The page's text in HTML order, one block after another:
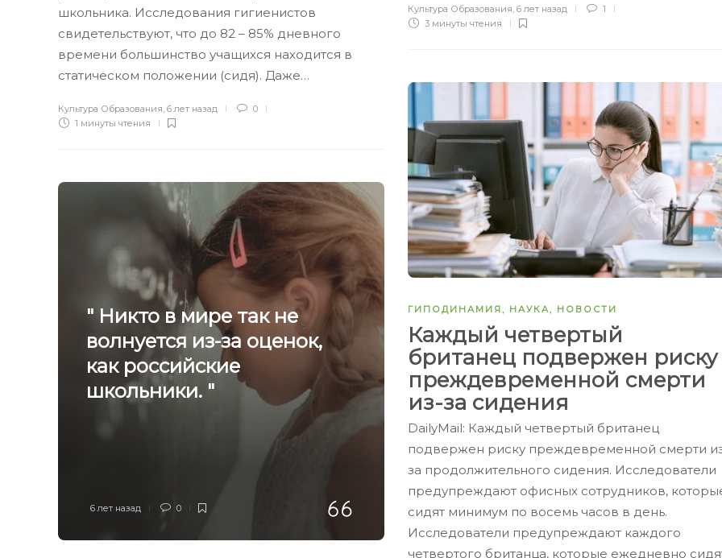
Культура Образования 6 лет назад
1
3 минуты чтения
школьника. Исследования гигиенистов
свидетельствуют, что до 82 – 85% дневного
времени большинство учащихся находится в
статическом положении (сидя). Даже…
Культура Образования 6 лет назад
0
1 минуты чтения
ГИПОДИНАМИЯ , НАУКА , НОВОСТИ
Каждый четвертый
британец подвержен риску
преждевременной смерти
из-за сидения
DailyMail: Каждый четвертый британец
подвержен риску преждевременной смерти
за продолжительного сидения. Исследователи
предупреждают офисных сотрудников,
сидят минимум по восемь часов в день.
Исследователи предупреждают каждого
четвертого британца, которые ежедневно
" Никто в мире так не
волнуется из-за оценок,
как российские
школьники. "
6 лет назад 0